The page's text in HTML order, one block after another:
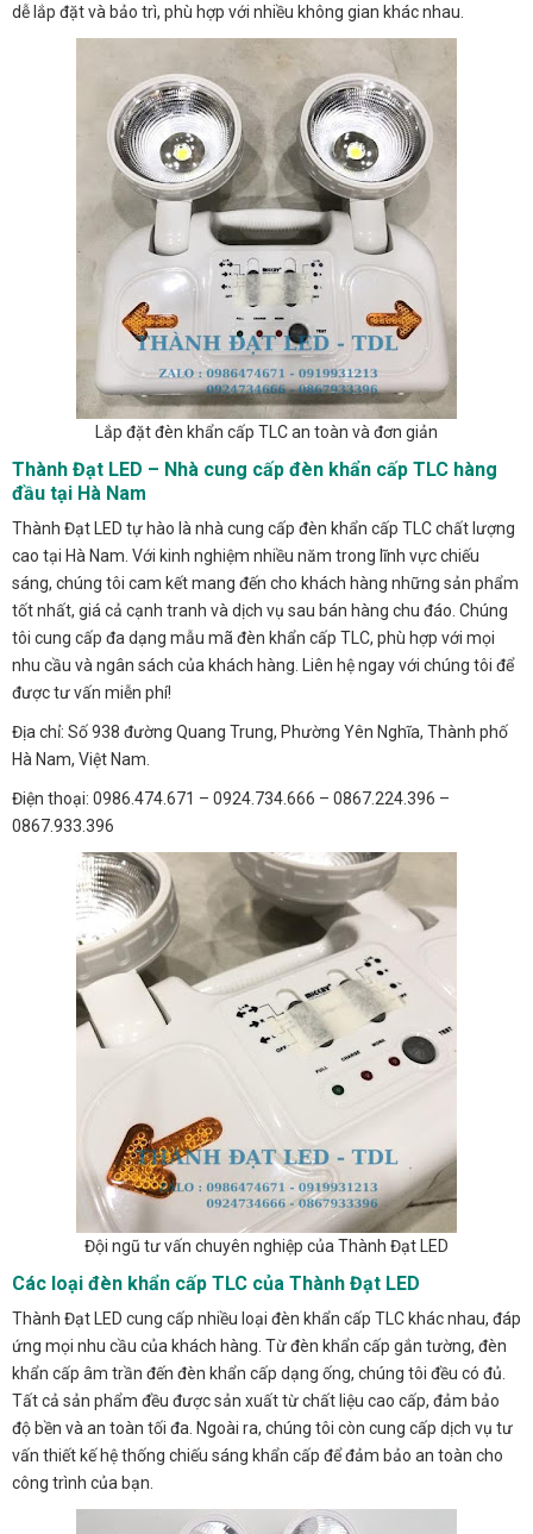
dễ lắp đặt và bảo trì, phù hợp với nhiều không gian khác nhau.
Lắp đặt đèn khẩn cấp TLC an toàn và đơn giản
Thành Đạt LED – Nhà cung cấp đèn khẩn cấp TLC hàng
đầu tại Hà Nam
Thành Đạt LED tự hào là nhà cung cấp đèn khẩn cấp TLC chất lượng
cao tại Hà Nam. Với kinh nghiệm nhiều năm trong lĩnh vực chiếu
sáng, chúng tôi cam kết mang đến cho khách hàng những sản phẩm
tốt nhất, giá cả cạnh tranh và dịch vụ sau bán hàng chu đáo. Chúng
tôi cung cấp đa dạng mẫu mã đèn khẩn cấp TLC, phù hợp với mọi
nhu cầu và ngân sách của khách hàng. Liên hệ ngay với chúng tôi để
được tư vấn miễn phí!
Địa chỉ: Số 938 đường Quang Trung, Phường Yên Nghĩa, Thành phố
Hà Nam, Việt Nam.
Điện thoại: 0986.474.671 – 0924.734.666 – 0867.224.396 –
0867.933.396
Đội ngũ tư vấn chuyên nghiệp của Thành Đạt LED
Các loại đèn khẩn cấp TLC của Thành Đạt LED
Thành Đạt LED cung cấp nhiều loại đèn khẩn cấp TLC khác nhau, đáp
ứng mọi nhu cầu của khách hàng. Từ đèn khẩn cấp gắn tường, đèn
khẩn cấp âm trần đến đèn khẩn cấp dạng ống, chúng tôi đều có đủ.
Tất cả sản phẩm đều được sản xuất từ chất liệu cao cấp, đảm bảo
độ bền và an toàn tối đa. Ngoài ra, chúng tôi còn cung cấp dịch vụ tư
vấn thiết kế hệ thống chiếu sáng khẩn cấp để đảm bảo an toàn cho
công trình của bạn.